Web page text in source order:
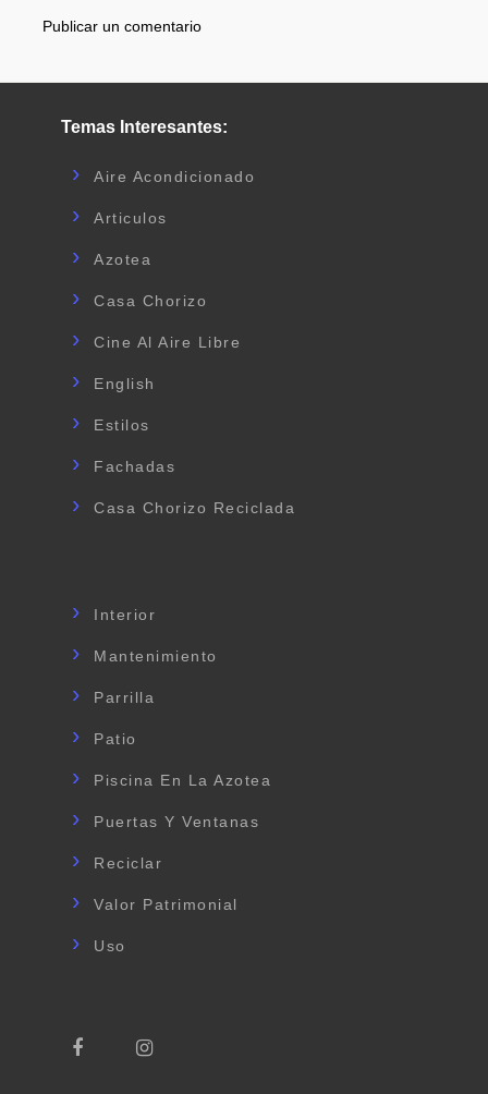
Publicar un comentario
Temas Interesantes:
Aire Acondicionado
Articulos
Azotea
Casa Chorizo
Cine Al Aire Libre
English
Estilos
Fachadas
Casa Chorizo Reciclada
Interior
Mantenimiento
Parrilla
Patio
Piscina En La Azotea
Puertas Y Ventanas
Reciclar
Valor Patrimonial
Uso